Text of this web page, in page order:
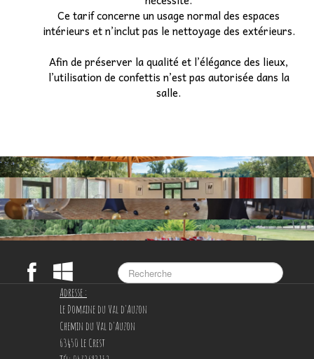
Ce tarif concerne un usage normal des espaces
intérieurs et n’inclut pas le nettoyage des extérieurs.
Afin de préserver la qualité et l’élégance des lieux,
l’utilisation de confettis n’est pas autorisée dans la
salle.
Adresse :
Le Domaine du Val d'Auzon
Chemin du Val d'Auzon
63450 Le Crest